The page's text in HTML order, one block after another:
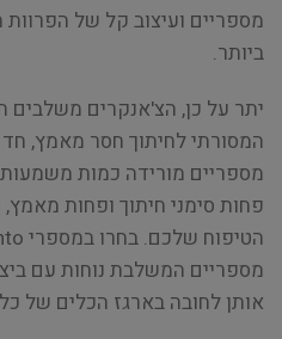
מספריים ועיצוב קל של
ביותר.
יתר על כן, הצ'אנקרים משלבים
המסורתי לחיתוך חסר מאמץ, חד
מספריים מורידה כמות
פחות סימני חיתוך ופחות
מספריים המשלבת נוחות עם
אותן לחובה בארגז הכלים של